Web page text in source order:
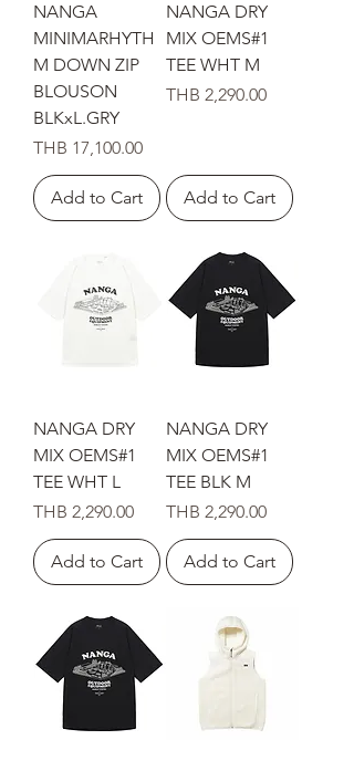
NANGA
MINIMARHYTH
M DOWN ZIP
BLOUSON
BLKxL.GRY
Price
THB 17,100.00
Add to Cart
NANGA DRY
MIX OEMS#1
TEE WHT M
Price
THB 2,290.00
Add to Cart
NANGA DRY
MIX OEMS#1
TEE WHT L
Price
THB 2,290.00
Add to Cart
NANGA DRY
MIX OEMS#1
TEE BLK M
Price
THB 2,290.00
Add to Cart